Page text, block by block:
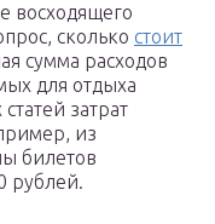
восходящего
сколько стоит
сумма расходов
для отдыха
затрат
из
билетов
рублей.